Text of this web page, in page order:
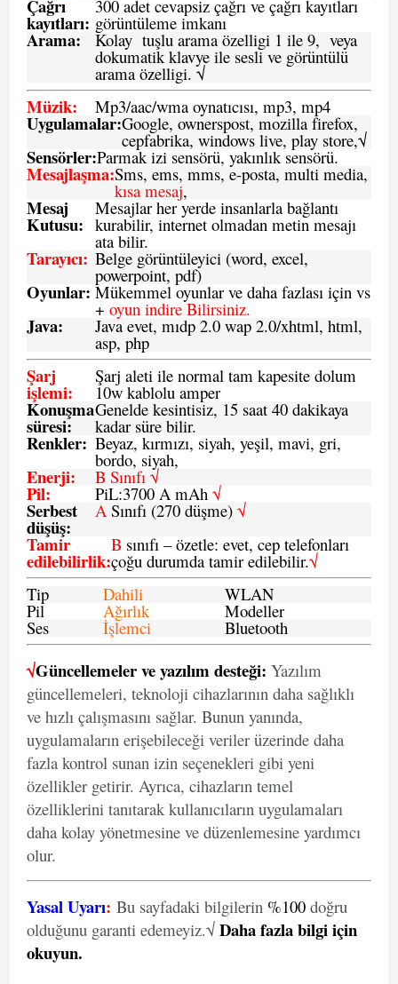
Çağrı
kayıtları:
300 adet cevapsiz çağrı ve çağrı kayıtları
görüntüleme imkanı
Arama: Kolay tuşlu arama özelligi 1 ile 9, veya
dokumatik klavye ile sesli ve görüntülü
arama özelligi. √
Müzik: Mp3/aac/wma oynatıcısı, mp3, mp4
Uygulamalar:Google, ownerspost, mozilla firefox,
cepfabrika, windows live, play store,√
Sensörler:Parmak izi sensörü, yakınlık sensörü.
Mesajlaşma:Sms, ems, mms, e-posta, multi media,
kısa mesaj,
Mesaj
Kutusu:
Mesajlar her yerde insanlarla bağlantı
kurabilir, internet olmadan metin mesajı
ata bilir.
Tarayıcı: Belge görüntüleyici (word, excel,
powerpoint, pdf)
Oyunlar: Mükemmel oyunlar ve daha fazlası için vs
+ oyun indire Bilirsiniz.
Java: Java evet, mıdp 2.0 wap 2.0/xhtml, html,
asp, php
Şarj
işlemi:
Şarj aleti ile normal tam kapesite dolum
10w kablolu amper
Konuşma
süresi:
Genelde kesintisiz, 15 saat 40 dakikaya
kadar süre bilir.
Renkler: Beyaz, kırmızı, siyah, yeşil, mavi, gri,
bordo, siyah,
Enerji: B Sınıfı √
Pil: PiL:3700 A mAh √
Serbest
düşüş:
ASınıfı (270 düşme) √
Tamir
edilebilirlik:
B sınıfı – özetle: evet, cep telefonları
çoğu durumda tamir edilebilir.√
Tip
Dahili WLAN
Pil Ağırlık Modeller
Ses İşlemci Bluetooth
√Güncellemeler ve yazılım desteği: Yazılım
güncellemeleri, teknoloji cihazlarının daha sağlıklı
ve hızlı çalışmasını sağlar. Bunun yanında,
uygulamaların erişebileceği veriler üzerinde daha
fazla kontrol sunan izin seçenekleri gibi yeni
özellikler getirir. Ayrıca, cihazların temel
özelliklerini tanıtarak kullanıcıların uygulamaları
daha kolay yönetmesine ve düzenlemesine yardımcı
olur.
Yasal Uyarı: Bu sayfadaki bilgilerin %100 doğru
olduğunu garanti edemeyiz.√ Daha fazla bilgi için
okuyun.